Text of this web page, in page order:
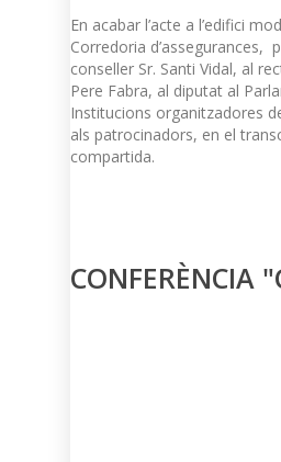
En acabar l’acte a l’edifici
Corredoria d’assegurances,
conseller Sr. Santi Vidal, al
Pere Fabra, al diputat al
Institucions organitzadores
als patrocinadors, en el
compartida.
CONFERÈNCIA